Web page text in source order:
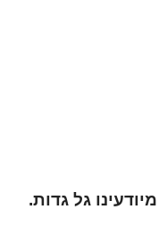
גל גדות.